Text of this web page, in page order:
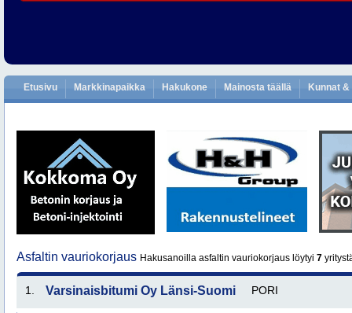
Etusivu Markkinapaikka Hakukone Mainosta täällä Kunnat
Asfaltin vauriokorjaus Hakusanoilla asfaltin vauriokorjaus löytyi 7
1. Varsinaisbitumi Oy Länsi-Suomi PORI